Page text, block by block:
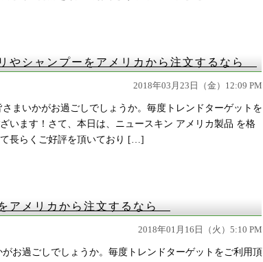
やシャンプーをアメリカから注文するなら
2018年03月23日（金）12:09 PM
まいかがお過ごしでしょうか。毎度トレンドターゲットを
います！さて、本日は、ニュースキン アメリカ製品 を格
長らくご好評を頂いており […]
アメリカから注文するなら
2018年01月16日（火）5:10 PM
お過ごしでしょうか。毎度トレンドターゲットをご利用頂